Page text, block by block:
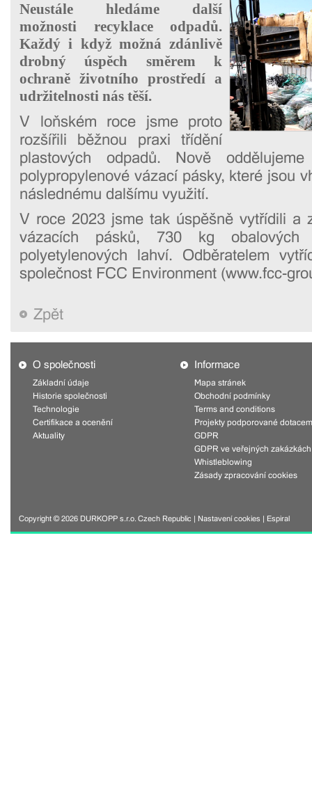
Neustále hledáme další
možnosti recyklace odpadů.
Každý i když možná zdánlivě
drobný úspěch směrem k
ochraně životního prostředí a
udržitelnosti nás těší.
V loňském roce jsme proto
rozšířili běžnou praxi třídění
plastových odpadů. Nově
polypropylenové vázací pásky, které jsou
následnému dalšímu využití.
V roce 2023 jsme tak úspěšně vytřídili a
vázacích pásků, 730 kg
polyetylenových lahví. Odběratelem
společnost FCC Environment (www.fcc-
Zpět
O společnosti
Základní údaje
Historie společnosti
Technologie
Certifikace a ocenění
Aktuality
Informace
Mapa stránek
Obchodní podmínky
Terms and conditions
Projekty podporované
GDPR
GDPR ve veřejných zakázkách
Whistleblowing
Zásady zpracování cookies
Copyright © 2026 DURKOPP s.r.o. Czech Republic | Nastavení cookies Espiral